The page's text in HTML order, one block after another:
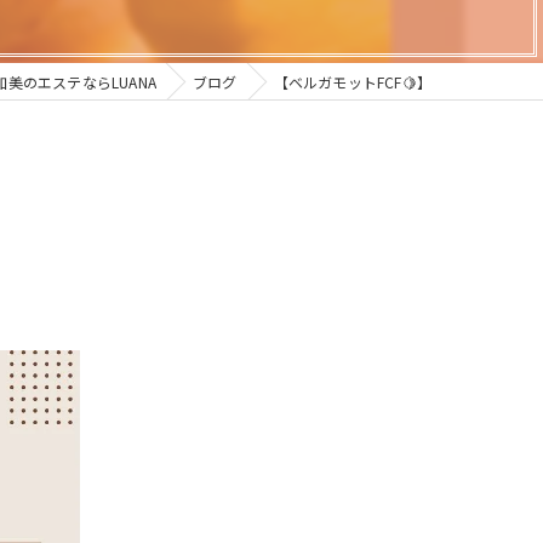
美のエステならLUANA ブログ 【ベルガモットFCF🍋】